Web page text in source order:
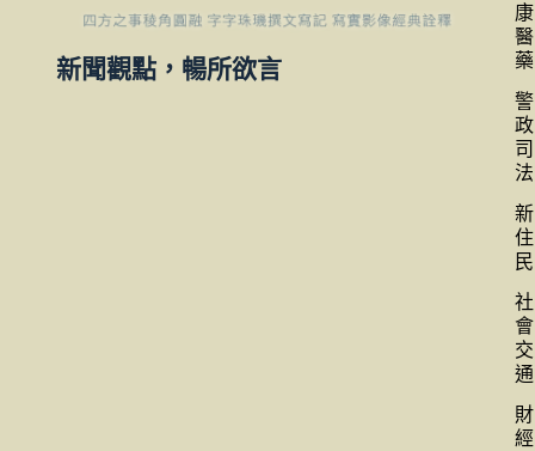
新聞觀點，暢所欲言
康
醫
藥
警
政
司
法
新
住
民
社
會
交
通
財
經